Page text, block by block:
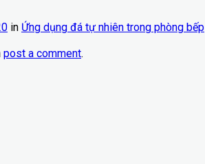
in Ứng dụng đá tự nhiên trong phòng bếp
post a comment.